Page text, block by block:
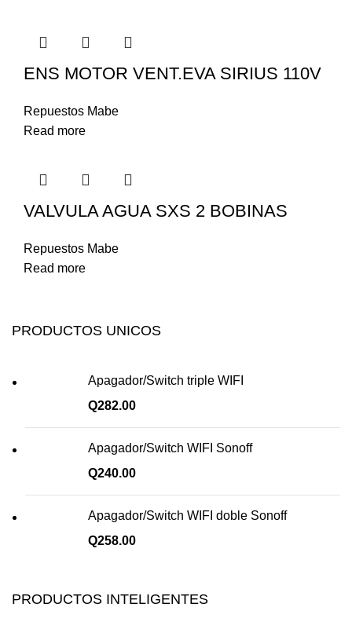
ENS MOTOR VENT.EVA SIRIUS 110V
Repuestos Mabe
Read more
VALVULA AGUA SXS 2 BOBINAS
Repuestos Mabe
Read more
PRODUCTOS UNICOS
Apagador/Switch triple WIFI
Q282.00
Apagador/Switch WIFI Sonoff
Q240.00
Apagador/Switch WIFI doble Sonoff
Q258.00
PRODUCTOS INTELIGENTES